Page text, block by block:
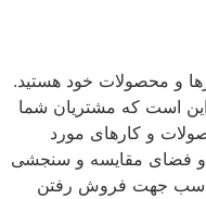
و محصولات خود هستید.
این است که مشتریان شما
و کارهای مورد
و فضای مقایسه و سنجشی
جهت فروش رفتن